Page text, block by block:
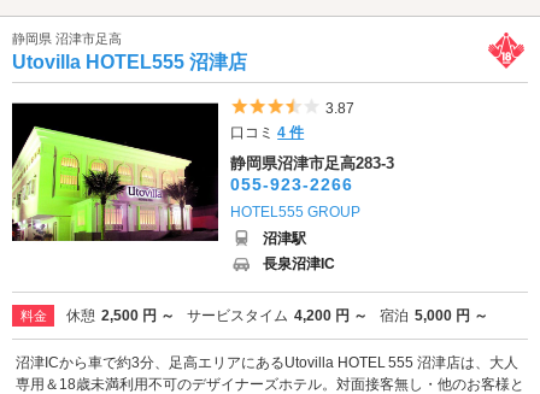
静岡県 沼津市足高
Utovilla HOTEL555 沼津店
5つ星のうち3.5
3.87
口コミ4 件
静岡県沼津市足高283-3
055-923-2266
HOTEL555 GROUP
沼津駅
長泉沼津IC
料金 休憩 2,500 円 ～ サービスタイム 4,200 円 ～ 宿泊 5,000 円 ～
沼津ICから車で約3分、足高エリアにあるUtovilla HOTEL 555 沼津店は、大人
専用＆18歳未満利用不可のデザイナーズホテル。対面接客無し・他のお客様と